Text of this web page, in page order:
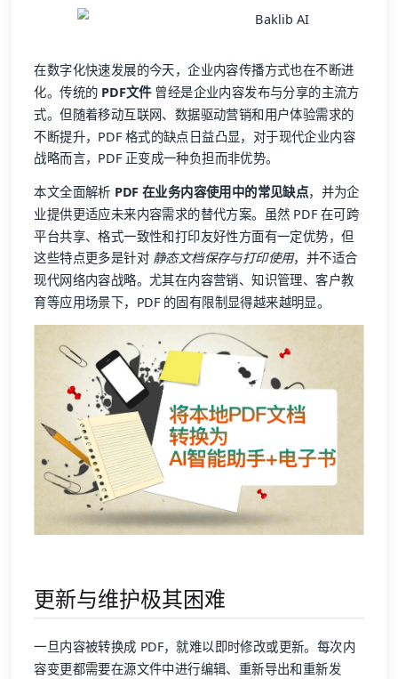
在数字化快速发展的今天，企业内容传播方式也在不断进
化。传统的 PDF文件曾经是企业内容发布与分享的主流方
式。但随着移动互联网、数据驱动营销和用户体验需求的
不断提升，PDF 格式的缺点日益凸显，对于现代企业内容
战略而言，PDF 正变成一种负担而非优势。
本文全面解析 PDF 在业务内容使用中的常见缺点，并为企
业提供更适应未来内容需求的替代方案。虽然 PDF 在可跨
平台共享、格式一致性和打印友好性方面有一定优势，但
这些特点更多是针对 静态文档保存与打印使用，并不适合
现代网络内容战略。尤其在内容营销、知识管理、客户教
育等应用场景下，PDF 的固有限制显得越来越明显。
更新与维护极其困难
一旦内容被转换成 PDF，就难以即时修改或更新。每次内
容变更都需要在源文件中进行编辑、重新导出和重新发